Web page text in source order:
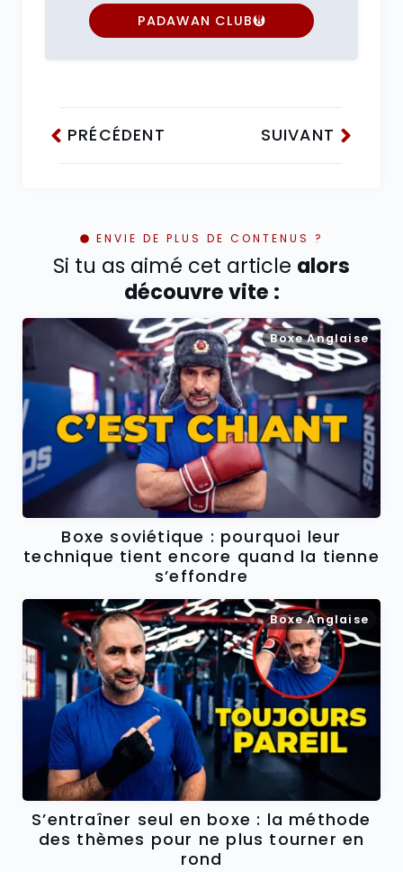
PADAWAN CLUB
PRÉCÉDENT SUIVANT
ENVIE DE PLUS DE CONTENUS ?
Si tu as aimé cet article alors
découvre vite :
Boxe Anglaise
Boxe soviétique : pourquoi leur
technique tient encore quand la tienne
s’effondre
Boxe Anglaise
S’entraîner seul en boxe : la méthode
des thèmes pour ne plus tourner en
rond